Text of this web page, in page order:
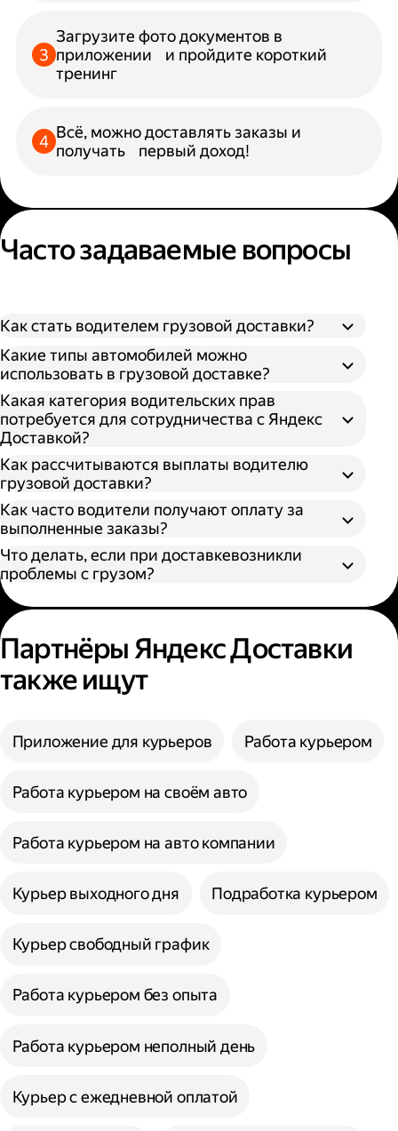
Загрузите фото документов в
приложении и пройдите короткий
тренинг
Всё, можно доставлять заказы и
получать первый доход!
Часто задаваемые вопросы
Как стать водителем грузовой доставки?
Какие типы автомобилей можно
использовать в грузовой доставке?
S — от 170 × 100 × 90 см
M — от 260 × 130 × 150 см
L — от 380 × 180 × 180 см
XL — от 400 × 190 × 200 см
Какая категория водительских прав
потребуется для сотрудничества с Яндекс
Доставкой?
Как рассчитываются выплаты водителю
грузовой доставки?
Как часто водители получают оплату за
выполненные заказы?
Что делать, если при доставкевозникли
проблемы с грузом?
Партнёры Яндекс Доставки
также ищут
Приложение для курьеров Работа курьером
Работа курьером на своём авто
Работа курьером на авто компании
Курьер выходного дня Подработка курьером
Курьер свободный график
Работа курьером без опыта
Работа курьером неполный день
Курьер с ежедневной оплатой